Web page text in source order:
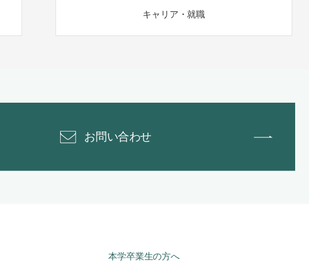
キャリア・就職
お問い合わせ
本学卒業生の方へ